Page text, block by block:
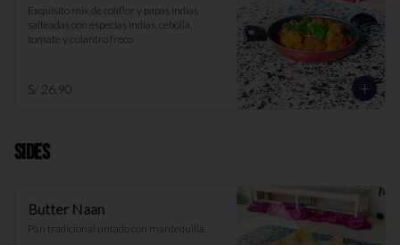
Exquisito mix de coliflor y papas indias
salteadas con especias indias, cebolla,
tomate y culantro freco
S/ 26.90
SIDES
Butter Naan
Pan tradicional untado con mantequilla.